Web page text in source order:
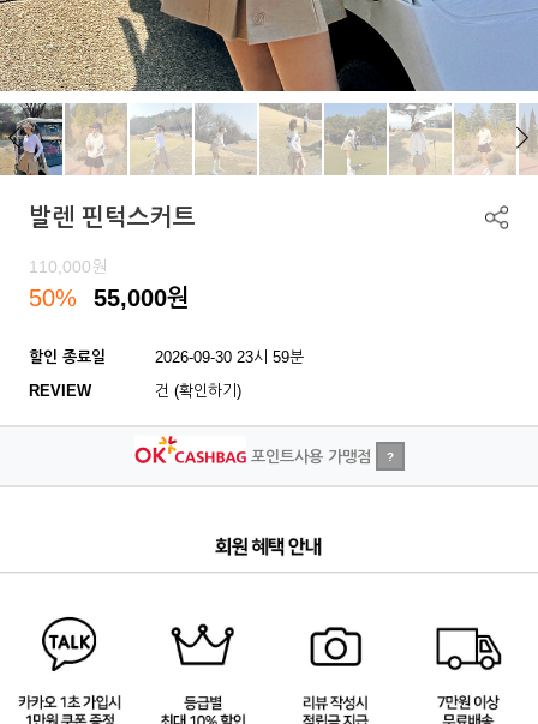
발렌 핀턱스커트
110,000원
50% 55,000원
할인 종료일
2026-09-30 23시 59분
REVIEW
건 (확인하기)
포인트사용 가맹점 ?